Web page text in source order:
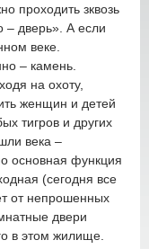
проходить зквозь
– дверь». А если
веке.
– камень.
на охоту,
женщин и детей
тигров и других
века –
основная функция
(сегодня все
от непрошенных
двери
в этом жилище.